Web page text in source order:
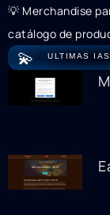
💡 Merchandise
catálogo de
💫 ULTIMAS